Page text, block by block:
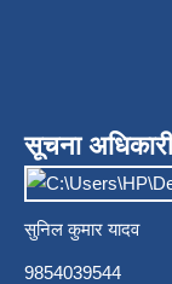
सूचना अधिकारी
सुनिल कुमार यादव
9854039544